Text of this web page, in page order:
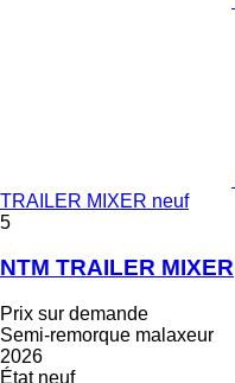
TRAILER MIXER neuf
5
NTM TRAILER MIXER
Prix sur demande
Semi-remorque malaxeur
2026
État neuf